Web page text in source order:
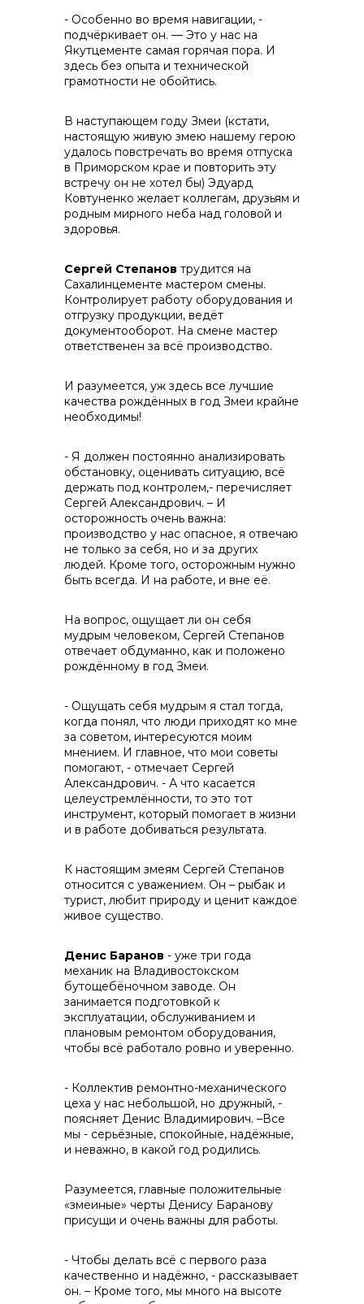
- Особенно во время навигации, -
подчёркивает он. — Это у нас на
Якутцементе самая горячая пора. И
здесь без опыта и технической
грамотности не обойтись.
В наступающем году Змеи (кстати,
настоящую живую змею нашему герою
удалось повстречать во время отпуска
в Приморском крае и повторить эту
встречу он не хотел бы) Эдуард
Ковтуненко желает коллегам, друзьям и
родным мирного неба над головой и
здоровья.
Сергей Степанов трудится на
Сахалинцементе мастером смены.
Контролирует работу оборудования и
отгрузку продукции, ведёт
документооборот. На смене мастер
ответственен за всё производство.
И разумеется, уж здесь все лучшие
качества рождённых в год Змеи крайне
необходимы!
- Я должен постоянно анализировать
обстановку, оценивать ситуацию, всё
держать под контролем,- перечисляет
Сергей Александрович. – И
осторожность очень важна:
производство у нас опасное, я отвечаю
не только за себя, но и за других
людей. Кроме того, осторожным нужно
быть всегда. И на работе, и вне её.
На вопрос, ощущает ли он себя
мудрым человеком, Сергей Степанов
отвечает обдуманно, как и положено
рождённому в год Змеи.
- Ощущать себя мудрым я стал тогда,
когда понял, что люди приходят ко мне
за советом, интересуются моим
мнением. И главное, что мои советы
помогают, - отмечает Сергей
Александрович. - А что касается
целеустремлённости, то это тот
инструмент, который помогает в жизни
и в работе добиваться результата.
К настоящим змеям Сергей Степанов
относится с уважением. Он – рыбак и
турист, любит природу и ценит каждое
живое существо.
Денис Баранов - уже три года
механик на Владивостокском
бутощебёночном заводе. Он
занимается подготовкой к
эксплуатации, обслуживанием и
плановым ремонтом оборудования,
чтобы всё работало ровно и уверенно.
- Коллектив ремонтно-механического
цеха у нас небольшой, но дружный, -
поясняет Денис Владимирович. –Все
мы - серьёзные, спокойные, надёжные,
и неважно, в какой год родились.
Разумеется, главные положительные
«змеиные» черты Денису Баранову
присущи и очень важны для работы.
- Чтобы делать всё с первого раза
качественно и надёжно, - рассказывает
он. – Кроме того, мы много на высоте